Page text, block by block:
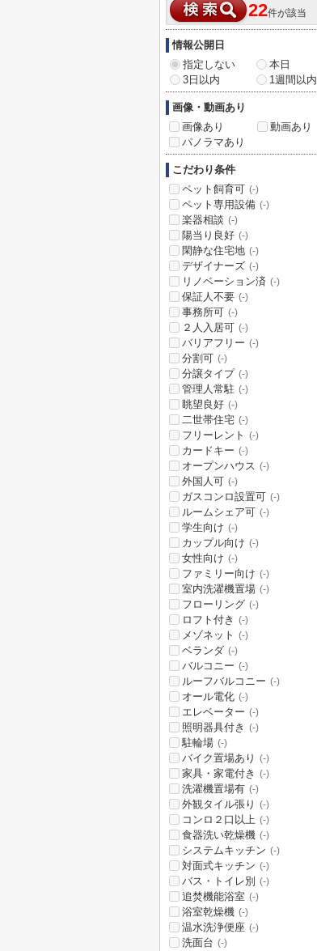
22件が該当
情報公開日
指定しない
本日
3日以内
1週間以内
画像・動画あり
画像あり
動画あり
パノラマあり
こだわり条件
ペット飼育可 (-)
ペット専用設備 (-)
楽器相談 (-)
陽当り良好 (-)
閑静な住宅地 (-)
デザイナーズ (-)
リノベーション済 (-)
保証人不要 (-)
事務所可 (-)
２人入居可 (-)
バリアフリー (-)
分割可 (-)
分譲タイプ (-)
管理人常駐 (-)
眺望良好 (-)
二世帯住宅 (-)
フリーレント (-)
カードキー (-)
オープンハウス (-)
外国人可 (-)
ガスコンロ設置可 (-)
ルームシェア可 (-)
学生向け (-)
カップル向け (-)
女性向け (-)
ファミリー向け (-)
室内洗濯機置場 (-)
フローリング (-)
ロフト付き (-)
メゾネット (-)
ベランダ (-)
バルコニー (-)
ルーフバルコニー (-)
オール電化 (-)
エレベーター (-)
照明器具付き (-)
駐輪場 (-)
バイク置場あり (-)
家具・家電付き (-)
洗濯機置場有 (-)
外観タイル張り (-)
コンロ２口以上 (-)
食器洗い乾燥機 (-)
システムキッチン (-)
対面式キッチン (-)
バス・トイレ別 (-)
追焚機能浴室 (-)
浴室乾燥機 (-)
温水洗浄便座 (-)
洗面台 (-)